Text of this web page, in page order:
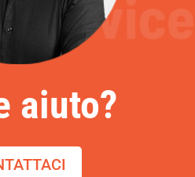
aiuto?